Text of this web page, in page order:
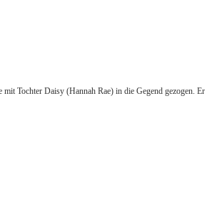
Tochter Daisy (Hannah Rae) in die Gegend gezogen. Er